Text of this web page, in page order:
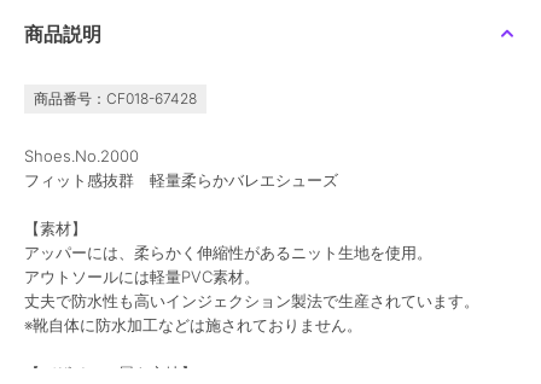
商品説明
商品番号：CF018-67428
Shoes.No.2000
フィット感抜群 軽量柔らかバレエシューズ
【素材】
アッパーには、柔らかく伸縮性があるニット生地を使用。
アウトソールには軽量PVC素材。
丈夫で防水性も高いインジェクション製法で生産されています。
※靴自体に防水加工などは施されておりません。
【デザイン・履き心地】